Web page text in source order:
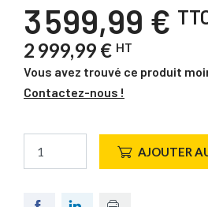
3 599,99 €
2 999,99 € HT
Vous avez trouvé ce produit
Contactez-nous !
AJOUTER